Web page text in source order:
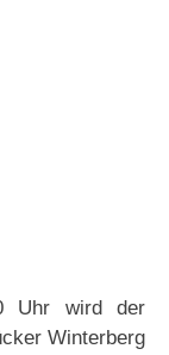
Uhr wird der
Winterberg